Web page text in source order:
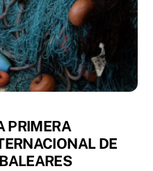
PRIMERA
DE